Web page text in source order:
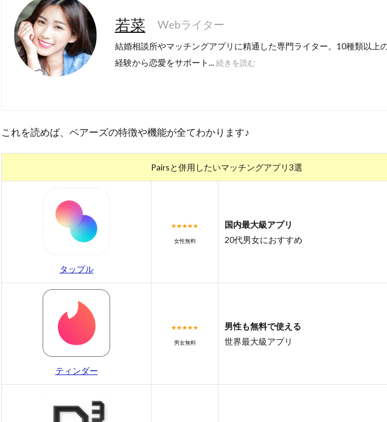
若菜 Webライター
結婚相談所やマッチングアプリに精通した専門ライター。10種類以上
経験から恋愛をサポート... 続きを読む
これを読めば、ペアーズの特徴や機能が全てわかります♪
Pairsと併用したいマッチングアプリ3選
タップル
★★★★★
女性無料
国内最大級アプリ
20代男女におすすめ
ティンダー
★★★★★
男女無料
男性も無料で使える
世界最大級アプリ